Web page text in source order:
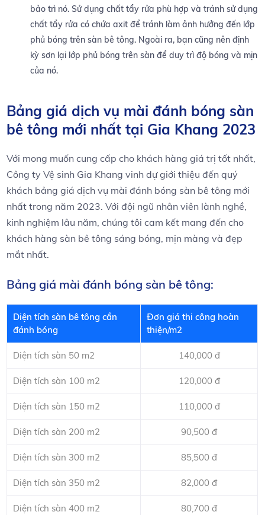
bảo trì nó. Sử dụng chất tẩy rửa phù hợp và tránh sử dụng
chất tẩy rửa có chứa axit để tránh làm ảnh hưởng đến lớp
phủ bóng trên sàn bê tông. Ngoài ra, bạn cũng nên định
kỳ sơn lại lớp phủ bóng trên sàn để duy trì độ bóng và mịn
của nó.
Bảng giá dịch vụ mài đánh bóng sàn
bê tông mới nhất tại Gia Khang 2023
Với mong muốn cung cấp cho khách hàng giá trị tốt nhất,
Công ty Vệ sinh Gia Khang vinh dự giới thiệu đến quý
khách bảng giá dịch vụ mài đánh bóng sàn bê tông mới
nhất trong năm 2023. Với đội ngũ nhân viên lành nghề,
kinh nghiệm lâu năm, chúng tôi cam kết mang đến cho
khách hàng sàn bê tông sáng bóng, mịn màng và đẹp
mắt nhất.
Bảng giá mài đánh bóng sàn bê tông:
Diện tích sàn bê tông cần
đánh bóng
Đơn giá thi công hoàn
thiện/m2
Diện tích sàn 50 m2 140,000 đ
Diện tích sàn 100 m2 120,000 đ
Diện tích sàn 150 m2 110,000 đ
Diện tích sàn 200 m2 90,500 đ
Diện tích sàn 300 m2 85,500 đ
Diện tích sàn 350 m2 82,000 đ
Diện tích sàn 400 m2 80,700 đ